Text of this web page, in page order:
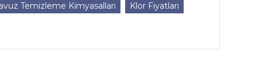
Temizleme Kimyasalları Klor Fiyatları